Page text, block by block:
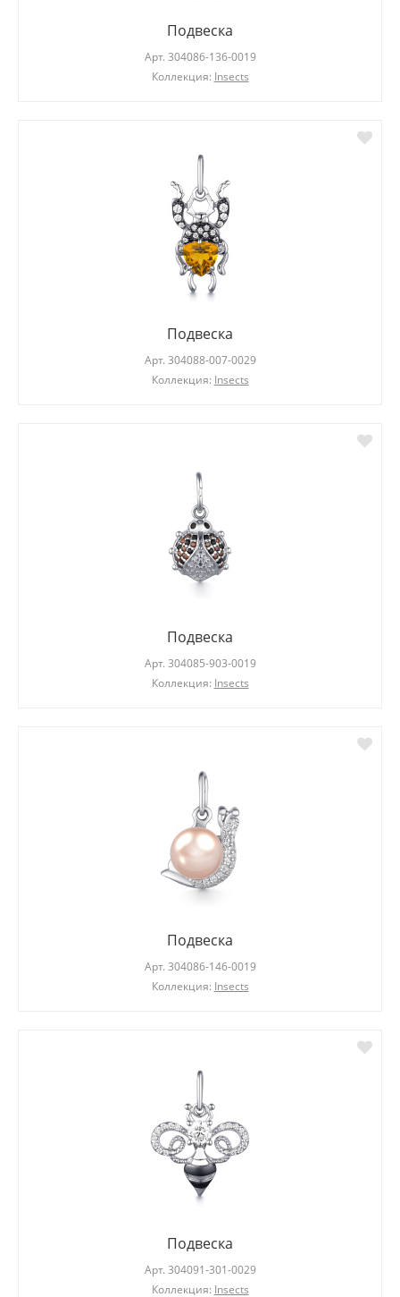
Подвеска
Арт. 304086-136-0019
Коллекция: Insects
Подвеска
Арт. 304088-007-0029
Коллекция: Insects
Подвеска
Арт. 304085-903-0019
Коллекция: Insects
Подвеска
Арт. 304086-146-0019
Коллекция: Insects
Подвеска
Арт. 304091-301-0029
Коллекция: Insects